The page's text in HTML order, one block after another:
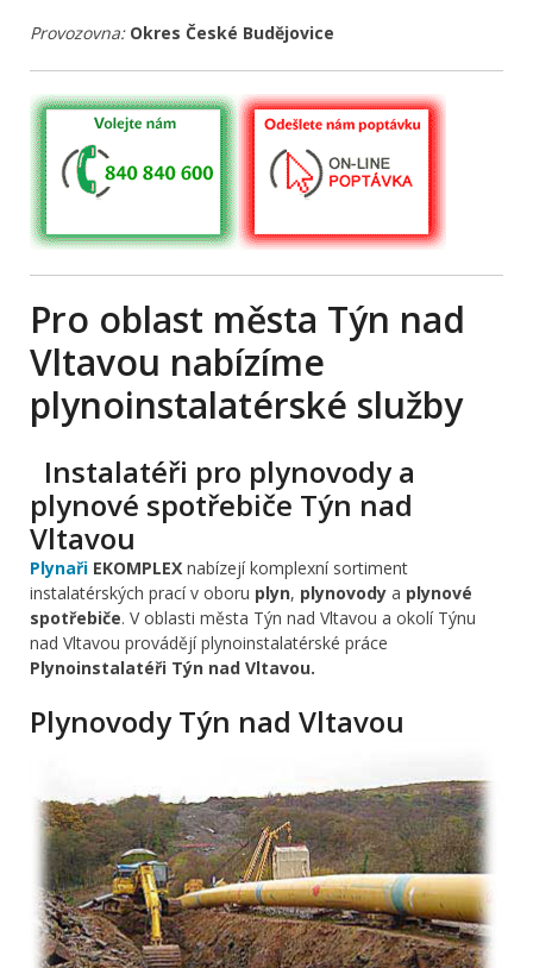
Provozovna: Okres České Budějovice
Pro oblast města Týn nad
Vltavou nabízíme
plynoinstalatérské služby
Instalatéři pro plynovody a
plynové spotřebiče Týn nad
Vltavou
Plynaři EKOMPLEX nabízejí komplexní sortiment
instalatérských prací v oboru plyn, plynovody a plynové
spotřebiče. V oblasti města Týn nad Vltavou a okolí Týnu
nad Vltavou provádějí plynoinstalatérské práce
Plynoinstalatéři Týn nad Vltavou.
Plynovody Týn nad Vltavou